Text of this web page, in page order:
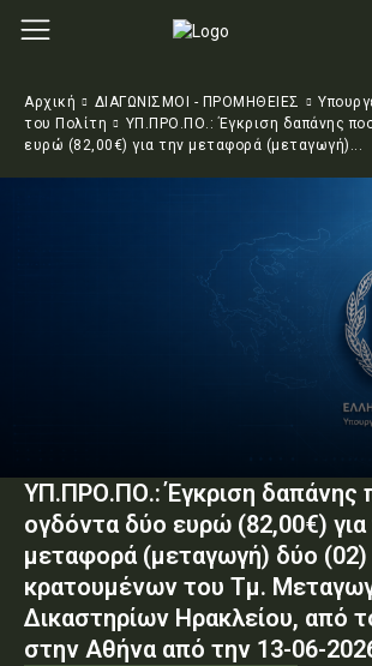
Αρχική ΔΙΑΓΩΝΙΣΜΟΙ - ΠΡΟΜΗΘΕΙΕΣ
του Πολίτη
ΥΠ.ΠΡΟ.ΠΟ.: Έγκριση δαπάνης
ευρώ (82,00€) για την μεταφορά (μεταγωγή)...
ΥΠ.ΠΡΟ.ΠΟ.: Έγκριση δαπάνης
ογδόντα δύο ευρώ (82,00€) για
μεταφορά (μεταγωγή) δύο
κρατουμένων του Τμ.
Δικαστηρίων Ηρακλείου, από
στην Αθήνα από την 13-06-